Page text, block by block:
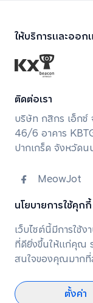
นโยบายการใช้คุกกี้
เว็บไซต์นี้มีการใช้
ที่ดียิ่งขึ้นให้แก่คุณ
สนใจของคุณมาก
ตั้งค่า
ให้บริการและออก
ติดต่อเรา
บริษัท กสิกร เอ็ก
46/6 อาคาร
ปากเกร็ด จังหวัดน
MeowJot
นโยบายการคุ้มคร
นโยบายการใช้คุกกี้
ALL RIGHTS